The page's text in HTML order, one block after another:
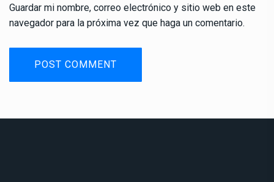
Guardar mi nombre, correo electrónico y sitio web en este
navegador para la próxima vez que haga un comentario.